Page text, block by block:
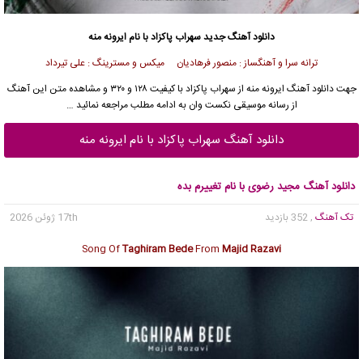
دانلود آهنگ جدیدسهراب پاکزادبا نام ایرونه منه
ترانه سرا و آهنگساز : منصور فرهادیان میکس و مسترینگ : علی تیرداد
جهتدانلود آهنگ ایرونه منه از سهراب پاکزاد
با کیفیت ۱۲۸ و ۳۲۰ و مشاهده متن این آهنگ
از رسانه موسیقی نکست وان به ادامه مطلب مراجعه نمائید …
دانلود آهنگ سهراب پاکزاد با نام ایرونه منه
دانلود آهنگ مجید رضوی با نام تغییرم بده
تک آهنگ , 352 بازدید
17th ژوئن 2026
Song OfTaghiram BedeFrom Majid Razavi